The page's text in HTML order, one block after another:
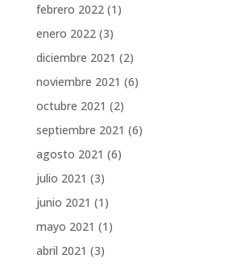
febrero 2022(1)
enero 2022(3)
diciembre 2021 (2)
noviembre 2021 (6)
octubre 2021 (2)
septiembre 2021 (6)
agosto 2021 (6)
julio 2021 (3)
junio 2021 (1)
mayo 2021 (1)
abril 2021 (3)